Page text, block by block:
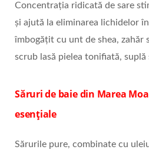
Concentrația ridicată de sare
și ajută la eliminarea lichidelor în
îmbogățit cu unt de shea, zahăr
scrub lasă pielea tonifiată,
Săruri de baie din Marea
esențiale
Sărurile pure, combinate cu